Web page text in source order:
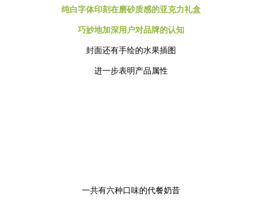
纯白字体印刻在磨砂质感的亚克力礼盒
巧妙地加深用户对品牌的认知
封面还有手绘的水果插图
进一步表明产品属性
一共有六种口味的代餐奶昔